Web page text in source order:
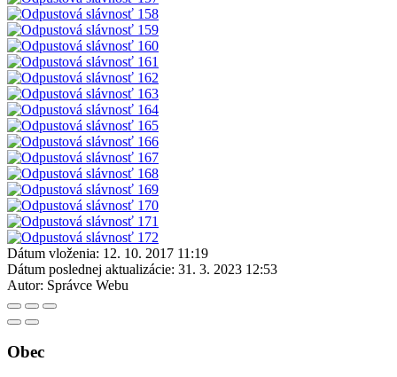
Dátum vloženia: 12. 10. 2017 11:19
Dátum poslednej aktualizácie: 31. 3. 2023 12:53
Autor: Správce Webu
Obec